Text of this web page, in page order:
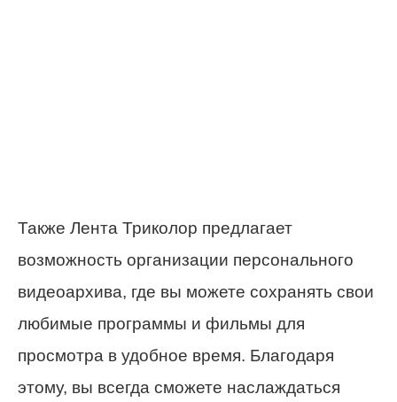
Также Лента Триколор предлагает
возможность организации персонального
видеоархива, где вы можете сохранять свои
любимые программы и фильмы для
просмотра в удобное время. Благодаря
этому, вы всегда сможете наслаждаться